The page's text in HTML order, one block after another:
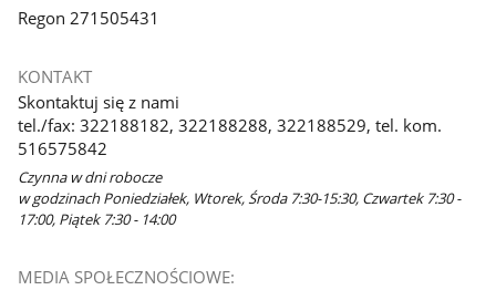
Regon 271505431
KONTAKT
Skontaktuj się z nami
tel./fax: 322188182, 322188288, 322188529, tel. kom.
516575842
Czynna w dni robocze
w godzinach Poniedziałek, Wtorek, Środa 7:30-15:30, Czwartek 7:30 -
17:00, Piątek 7:30 - 14:00
MEDIA SPOŁECZNOŚCIOWE: